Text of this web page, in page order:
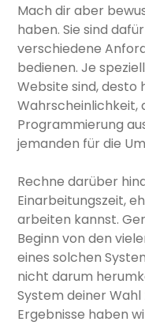
Mach dir aber
haben. Sie sind
verschiedene
bedienen. Je
Website sind, desto
Wahrscheinlichkeit,
Programmierung
jemanden für die
Rechne darüber
Einarbeitungszeit,
arbeiten kannst.
Beginn von den
eines solchen
nicht darum
System deiner
Ergebnisse haben